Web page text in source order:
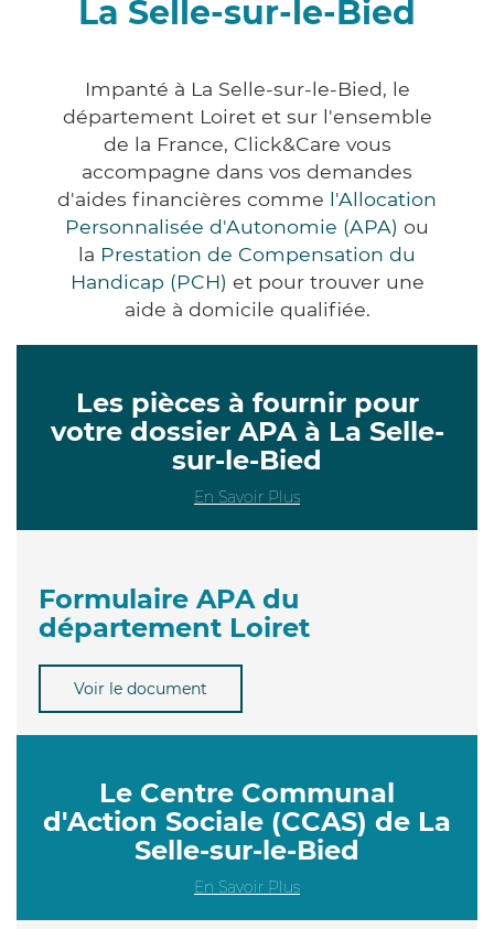
La Selle-sur-le-Bied
Impanté à La Selle-sur-le-Bied, le
département Loiret et sur l'ensemble
de la France, Click&Care vous
accompagne dans vos demandes
d'aides financières comme l'Allocation
Personnalisée d'Autonomie (APA) ou
la Prestation de Compensation du
Handicap (PCH) et pour trouver une
aide à domicile qualifiée.
Les pièces à fournir pour
votre dossier APA à La Selle-
sur-le-Bied
En Savoir Plus
Formulaire APA du
département Loiret
Voir le document
Le Centre Communal
d'Action Sociale (CCAS) de La
Selle-sur-le-Bied
En Savoir Plus